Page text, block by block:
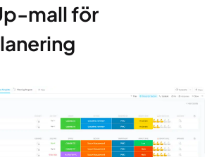
mall för